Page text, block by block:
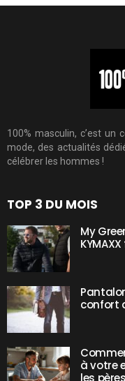
100% masculin, c’est un
mode, des actualités
célébrer les hommes !
TOP 3 DU MOIS
My
confort
à votre
les